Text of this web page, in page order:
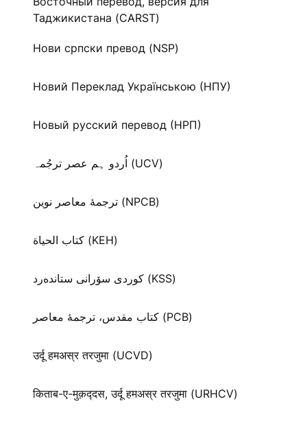
Таджикистана (CARST)
Нови српски превод (NSP)
Новий Переклад Українською (НПУ)
Новый русский перевод (НРП)
اُردو ہم عصر ترجُمہ (UCV)
ترجمۀ معاصر نوین (NPCB)
كتاب الحياة (KEH)
كوردی سۆرانی ستانده‌رد (KSS)
کتاب مقدس، ترجمۀ معاصر (PCB)
उर्दू हमअस्र तरजुमा (UCVD)
किताब-ए-मुक़द्‍दस, उर्दू हमअस्र तरजुमा (URHCV)